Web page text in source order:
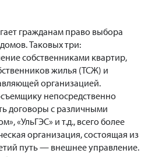
гражданам право выбора
Таковых три:
собственниками квартир,
жилья (ТСЖ) и
организацией.
непосредственно
договоры с различными
«УльГЭС» и т.д., всего более
организация, состоящая из
путь — внешнее управление.